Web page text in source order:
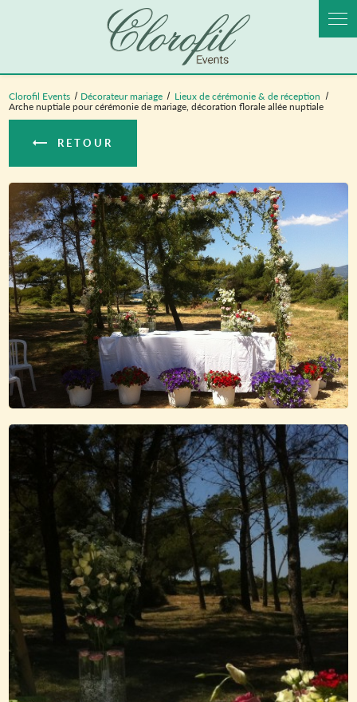
Clorofil Events Décorateur mariage Lieux de cérémonie & de réception
Arche nuptiale pour cérémonie de mariage, décoration florale allée nuptiale
RETOUR
Panneau de gestion des cookies